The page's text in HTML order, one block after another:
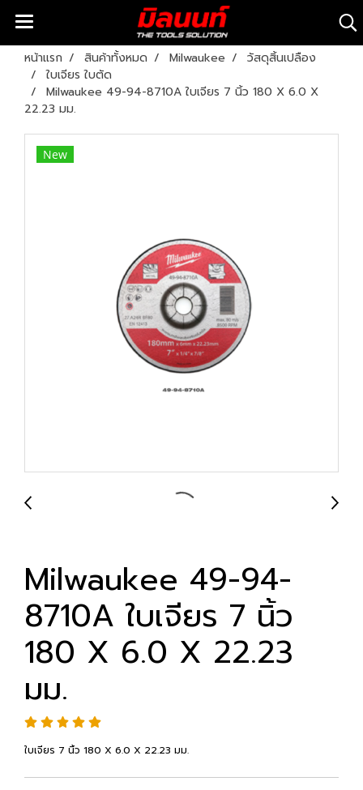
หน้าแรก สินค้าทั้งหมด Milwaukee
วัสดุสิ้นเปลือง
ใบเจียร ใบตัด
Milwaukee 49-94-8710A ใบเจียร 7 นิ้ว 180 X 6.0 X
22.23 มม.
New
Milwaukee 49-94-
8710A ใบเจียร 7 นิ้ว
180 X 6.0 X 22.23
มม.
ใบเจียร 7 นิ้ว 180 X 6.0 X 22.23 มม.